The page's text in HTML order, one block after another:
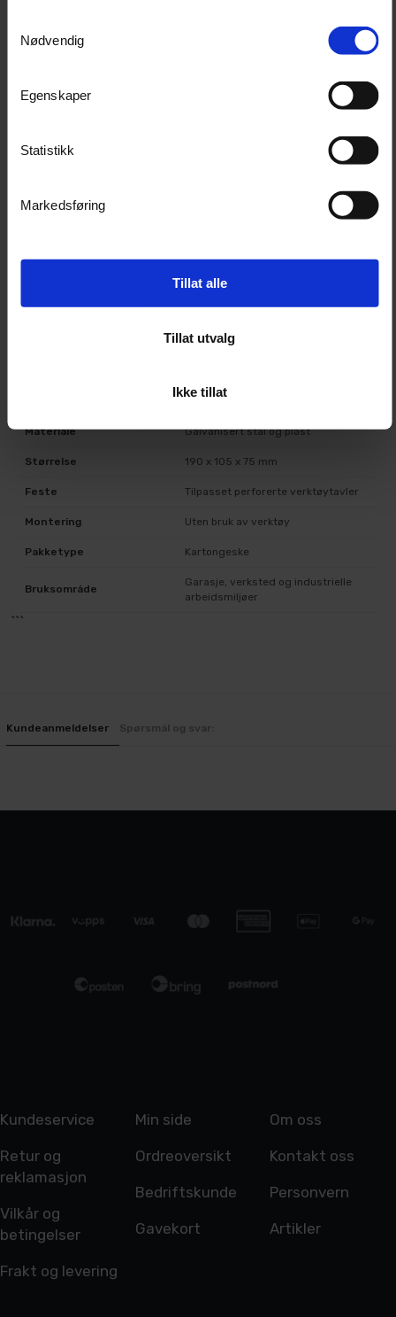
Nødvendig
Egenskaper
Statistikk
Markedsføring
Tillat alle
Tillat utvalg
Ikke tillat
Egnet for garasje, verksted og arbeidsplass
Bruksanvisning
verktøytavlen.
den sitter stabilt.
smådeler eller annet mindre utstyr.
Materiale Galvanisert stål og plast
Størrelse 190 x 105 x 75 mm
Feste Tilpasset perforerte verktøytavler
Montering Uten bruk av verktøy
Pakketype Kartongeske
Bruksområde
Garasje, verksted og industrielle
arbeidsmiljøer
```
Kundeanmeldelser Spørsmål og svar:
Kundeservice
Retur og
reklamasjon
Vilkår og
betingelser
Frakt og levering
Min side
Ordreoversikt
Bedriftskunde
Gavekort
Om oss
Kontakt oss
Personvern
Artikler